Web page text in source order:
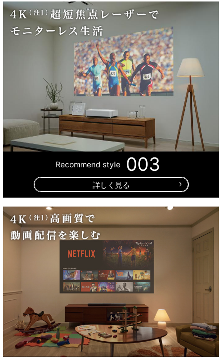
Recommend style 003
詳しく見る